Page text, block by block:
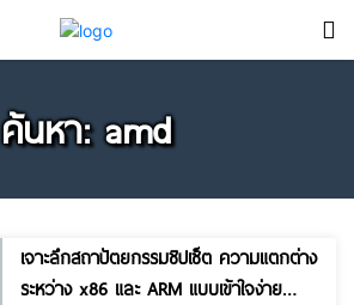
ค้นหา: amd
เจาะลึกสถาปัตยกรรมชิปเซ็ต ความแตกต่าง
ระหว่าง x86 และ ARM แบบเข้าใจง่าย